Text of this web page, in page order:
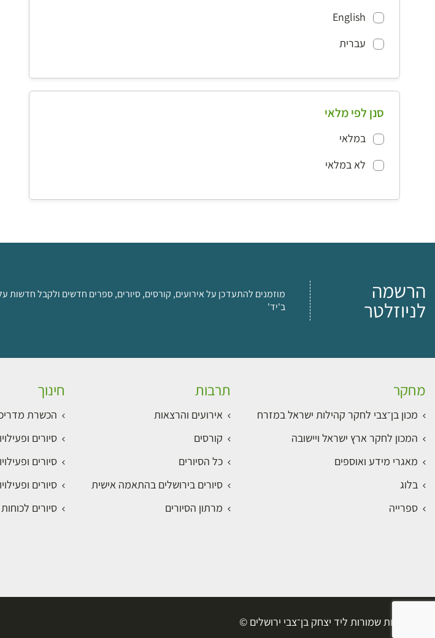
English
עברית
סנן לפי מלאי
במלאי
לא במלאי
הרשמה
לניוזלטר
מוזמנים להתעדכן על אירועים, קורסים, סיורים, ספרים חדשים ולקבל חדשות
ב'יד'
מחקר
מכון בן־צבי לחקר קהילות ישראל במזרח
המכון לחקר ארץ ישראל ויישובה
מאגרי מידע ואוספים
בלוג
ספרייה
תרבות
אירועים והרצאות
קורסים
כל הסיורים
סיורים בירושלים בהתאמה אישית
מרתון הסיורים
חינוך
הכשרת
סיורים
סיורים
סיורים
סיורים
כל הזכויות שמורות ליד יצחק בן־צבי ירושלים ©